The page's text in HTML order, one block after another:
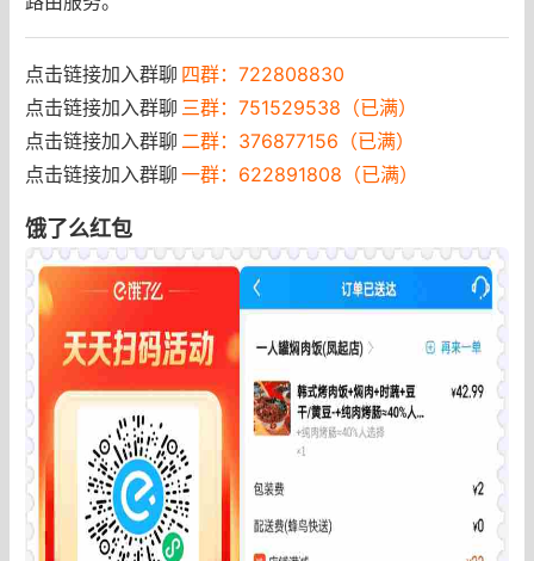
点击链接加入群聊 四群：722808830
点击链接加入群聊 三群：751529538（已满）
点击链接加入群聊 二群：376877156（已满）
点击链接加入群聊 一群：622891808（已满）
饿了么红包